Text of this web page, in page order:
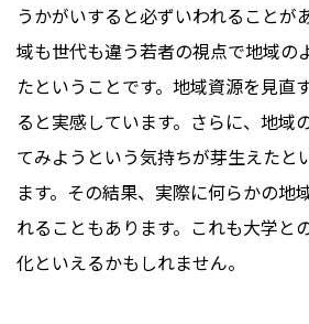
うかがいすると必ずいわれることが
域も世代も違う若者の視点で地域の
たということです。地域資源を見直
ると実感しています。さらに、地域
てみようという気持ちが芽生えたと
ます。その結果、実際に何らかの地
れることもあります。これも大学と
化といえるかもしれません。